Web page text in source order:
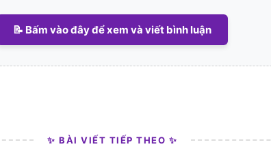
📝 Bấm vào đây để xem và viết bình luận
✨ BÀI VIẾT TIẾP THEO ✨